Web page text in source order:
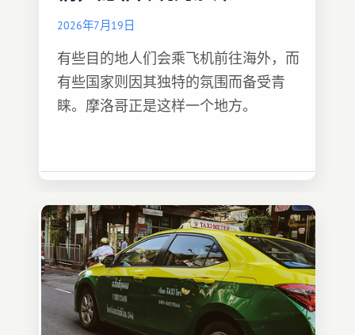
2026年7月19日
有些目的地人们会乘飞机前往海外，而
有些国家则因其独特的氛围而备受青
睐。摩洛哥正是这样一个地方。